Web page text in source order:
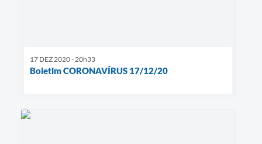
17 DEZ 2020 - 20h33
Boletim CORONAVÍRUS 17/12/20